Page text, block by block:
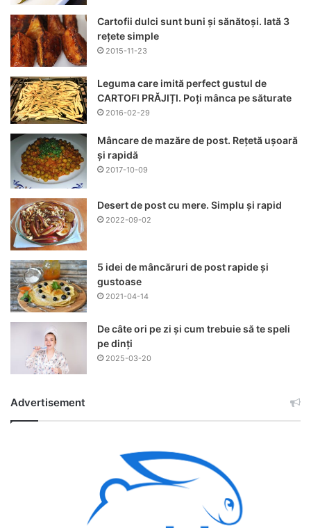
Cartofii dulci sunt buni și sănătoși. Iată 3
rețete simple
2015-11-23
Leguma care imită perfect gustul de
CARTOFI PRĂJIȚI. Poți mânca pe săturate
2016-02-29
Mâncare de mazăre de post. Rețetă ușoară
și rapidă
2017-10-09
Desert de post cu mere. Simplu și rapid
2022-09-02
5 idei de mâncăruri de post rapide și
gustoase
2021-04-14
De câte ori pe zi și cum trebuie să te speli
pe dinți
2025-03-20
Advertisement